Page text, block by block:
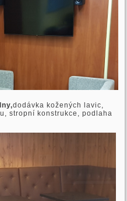
dodávka kožených lavic,
stropní konstrukce, podlaha